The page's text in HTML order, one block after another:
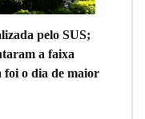
pelo SUS;
a faixa
foi o dia de maior